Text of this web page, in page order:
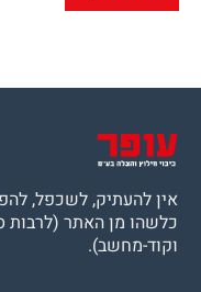
אין להעתיק, לשכפל,
כלשהו מן האתר (לרבות
וקוד-מחשב).